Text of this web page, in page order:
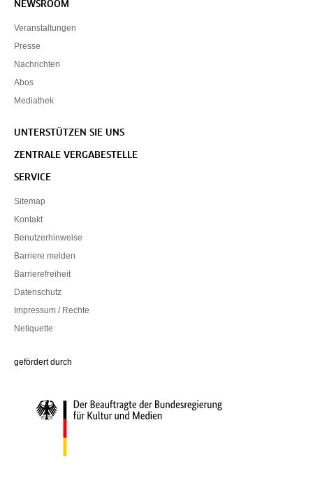
NEWSROOM
Veranstaltungen
Presse
Nachrichten
Abos
Mediathek
UNTERSTÜTZEN SIE UNS
ZENTRALE VERGABESTELLE
SERVICE
Sitemap
Kontakt
Benutzerhinweise
Barriere melden
Barrierefreiheit
Datenschutz
Impressum / Rechte
Netiquette
gefördert durch